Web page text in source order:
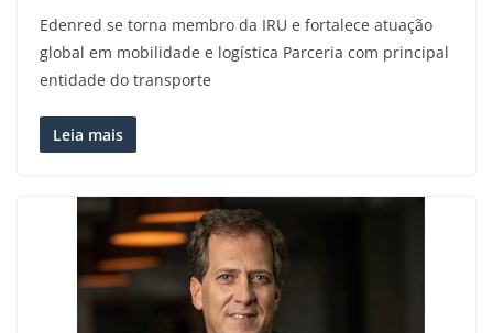
Edenred se torna membro da IRU e fortalece atuação
global em mobilidade e logística Parceria com principal
entidade do transporte
Leia mais